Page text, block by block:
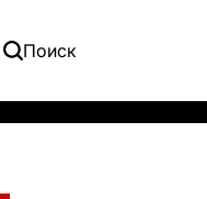
Поиск